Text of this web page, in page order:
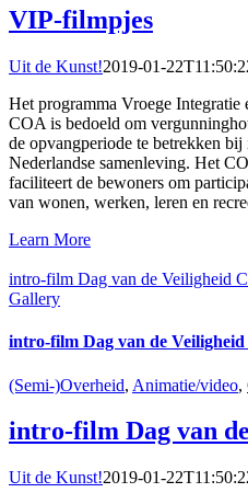
VIP-filmpjes
Uit de Kunst!2019-01-
Het programma Vroege Integratie
COA is bedoeld om
de opvangperiode te betrekken
Nederlandse samenleving. Het
faciliteert de bewoners om
van wonen, werken, leren en
Learn More
intro-film Dag van de Veiligheid
Gallery
intro-film Dag van de
(Semi-)Overheid, Animatie/video,
intro-film Dag van
Uit de Kunst!2019-01-